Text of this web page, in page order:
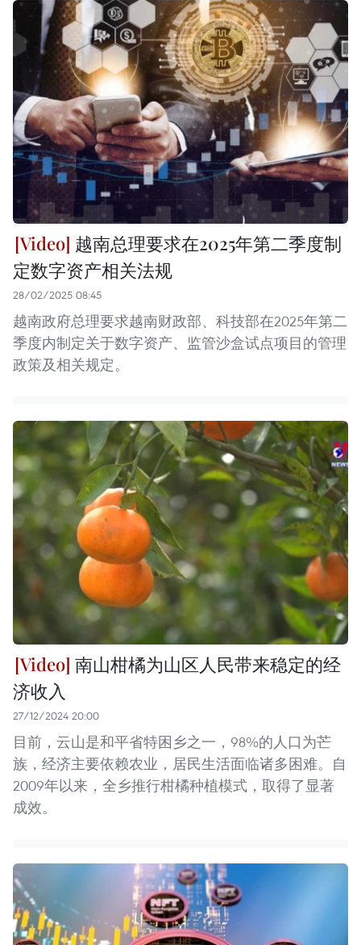
越南总理要求在2025年第二季度制
定数字资产相关法规
28/02/2025 08:45
越南政府总理要求越南财政部、科技部在2025年第二
季度内制定关于数字资产、监管沙盒试点项目的管理
政策及相关规定。
南山柑橘为山区人民带来稳定的经
济收入
27/12/2024 20:00
目前，云山是和平省特困乡之一，98%的人口为芒
族，经济主要依赖农业，居民生活面临诸多困难。自
2009年以来，全乡推行柑橘种植模式，取得了显著
成效。